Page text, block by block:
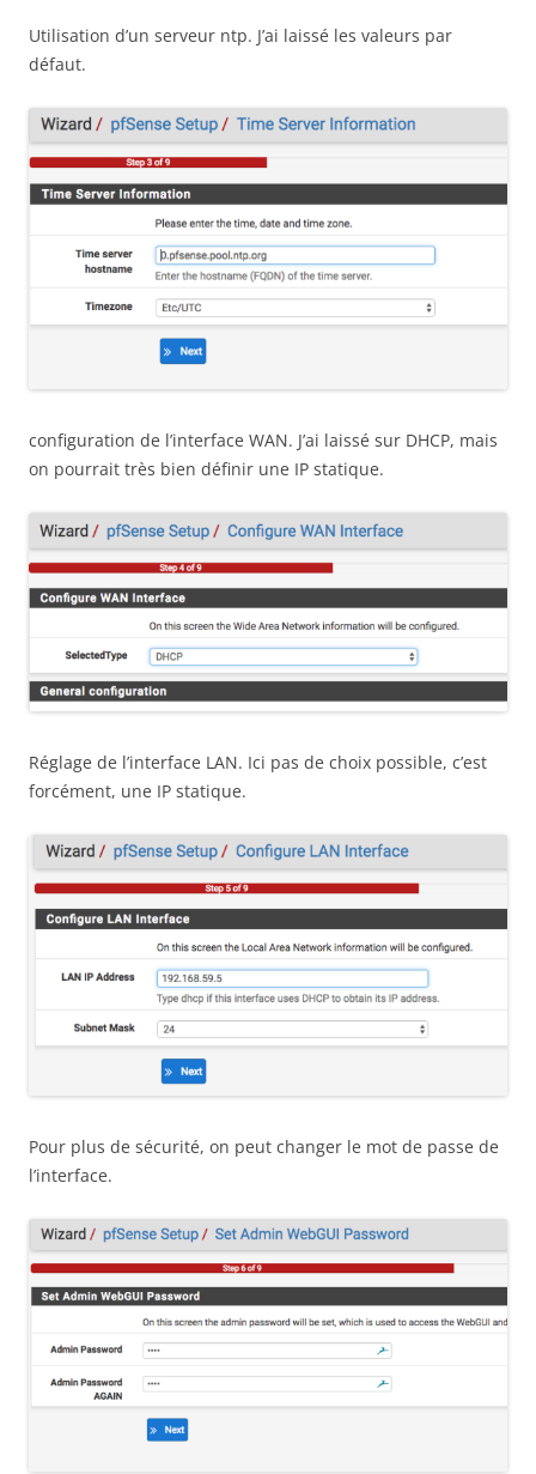
Utilisation d’un serveur ntp. J’ai laissé les valeurs par
défaut.
configuration de l’interface WAN. J’ai laissé sur DHCP, mais
on pourrait très bien définir une IP statique.
Réglage de l’interface LAN. Ici pas de choix possible, c’est
forcément, une IP statique.
Pour plus de sécurité, on peut changer le mot de passe de
l’interface.